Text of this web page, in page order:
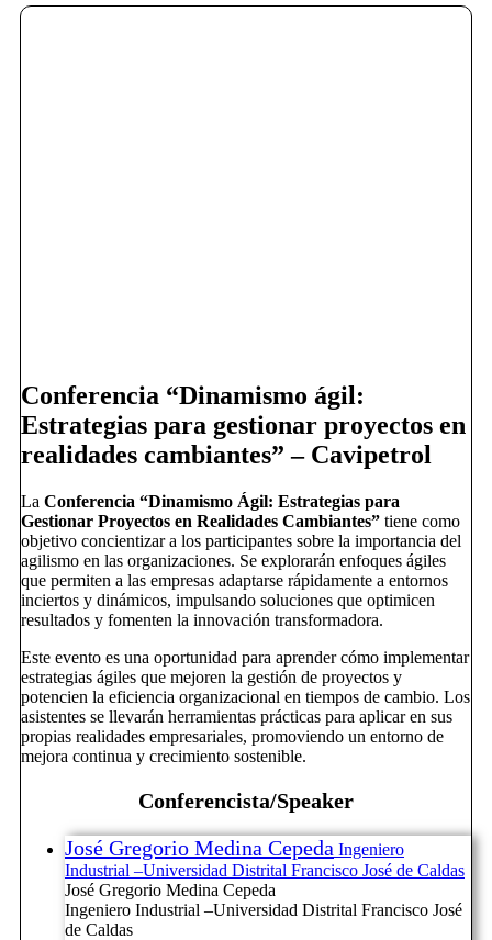
Conferencia “Dinamismo ágil:
Estrategias para gestionar proyectos en
realidades cambiantes” – Cavipetrol
La Conferencia “Dinamismo Ágil: Estrategias para
Gestionar Proyectos en Realidades Cambiantes” tiene como
objetivo concientizar a los participantes sobre la importancia del
agilismo en las organizaciones. Se explorarán enfoques ágiles
que permiten a las empresas adaptarse rápidamente a entornos
inciertos y dinámicos, impulsando soluciones que optimicen
resultados y fomenten la innovación transformadora.
Este evento es una oportunidad para aprender cómo implementar
estrategias ágiles que mejoren la gestión de proyectos y
potencien la eficiencia organizacional en tiempos de cambio. Los
asistentes se llevarán herramientas prácticas para aplicar en sus
propias realidades empresariales, promoviendo un entorno de
mejora continua y crecimiento sostenible.
Conferencista/Speaker
José Gregorio Medina Cepeda Ingeniero
Industrial –Universidad Distrital Francisco José de Caldas
José Gregorio Medina Cepeda
Ingeniero Industrial –Universidad Distrital Francisco José
de Caldas